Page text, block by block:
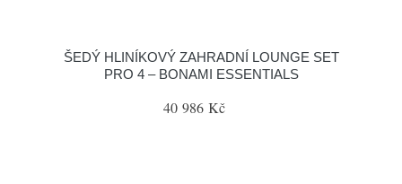
ŠEDÝ HLINÍKOVÝ ZAHRADNÍ LOUNGE SET
PRO 4 – BONAMI ESSENTIALS
40 986 Kč